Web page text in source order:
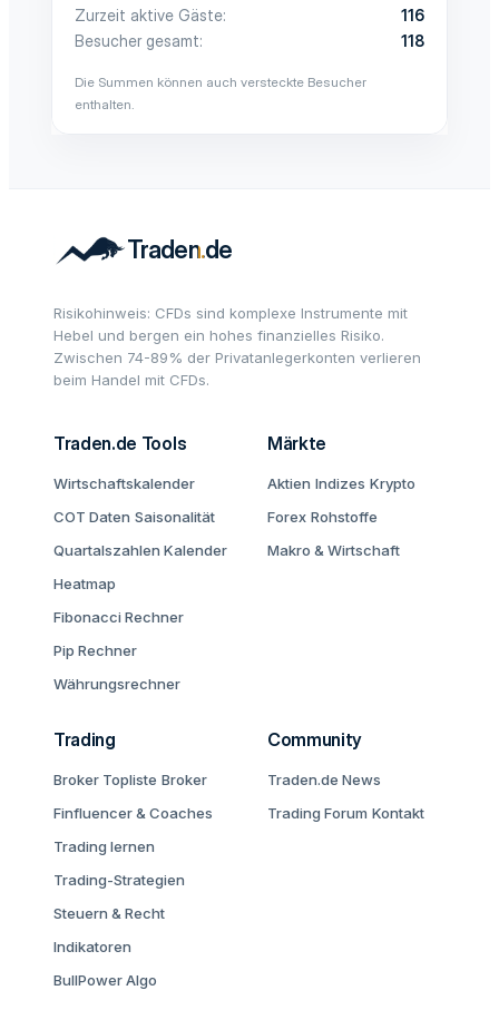
Zurzeit aktive Gäste
116
Besucher gesamt
118
Die Summen können auch versteckte Besucher
enthalten.
Risikohinweis: CFDs sind komplexe Instrumente mit
Hebel und bergen ein hohes finanzielles Risiko.
Zwischen 74-89% der Privatanlegerkonten verlieren
beim Handel mit CFDs.
Traden.de Tools
Wirtschaftskalender
COT Daten Saisonalität
Quartalszahlen Kalender
Heatmap
Fibonacci Rechner
Pip Rechner
Währungsrechner
Märkte
Aktien Indizes Krypto
Forex Rohstoffe
Makro & Wirtschaft
Trading
Broker Topliste Broker
Finfluencer & Coaches
Trading lernen
Trading-Strategien
Steuern & Recht
Indikatoren
BullPower Algo
Community
Traden.de News
Trading Forum Kontakt